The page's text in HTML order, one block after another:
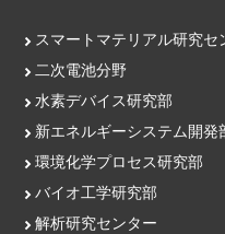
スマートマテリアル研究セ
二次電池分野
水素デバイス研究部
新エネルギーシステム開発
環境化学プロセス研究部
バイオ工学研究部
解析研究センター